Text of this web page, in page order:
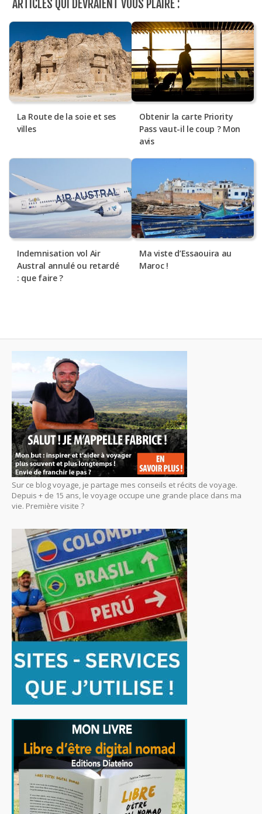
ARTICLES QUI DEVRAIENT VOUS PLAIRE :
La Route de la soie et ses
villes
Obtenir la carte Priority
Pass vaut-il le coup ? Mon
avis
Indemnisation vol Air
Austral annulé ou retardé
: que faire ?
Ma viste d’Essaouira au
Maroc !
Sur ce blog voyage, je partage mes conseils et récits de voyage.
Depuis + de 15 ans, le voyage occupe une grande place dans ma
vie. Première visite ?